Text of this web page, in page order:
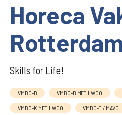
Horeca
Rotterdam
Skills for Life!
VMBO-B VMBO-B MET LWOO
VMBO-K MET LWOO VMBO-T / MAVO